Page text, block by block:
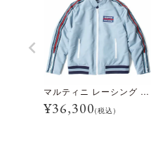
マルティニ レーシング チームジャケット
¥36,300(税込)